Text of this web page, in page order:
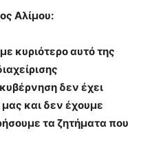
Αλίμου:
κυριότερο αυτό της
δεν έχει
και δεν έχουμε
τα ζητήματα που